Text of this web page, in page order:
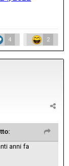
4 2
anni fa